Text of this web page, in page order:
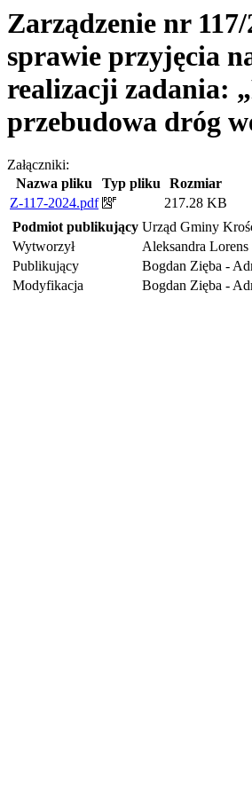
Zarządzenie nr
sprawie przyjęcia
realizacji zadania:
przebudowa dróg
Załączniki:
Nazwa pliku
Typ pliku Rozmiar
Z-117-2024.pdf
217.28 KB
Podmiot publikujący Urząd Gminy
Wytworzył
Aleksandra Lorens
Publikujący
Bogdan Zięba -
Modyfikacja
Bogdan Zięba -